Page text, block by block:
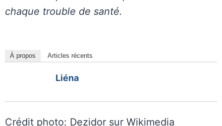
chaque trouble de santé.
À propos Articles récents
Liéna
Crédit photo: Dezidor sur Wikimedia